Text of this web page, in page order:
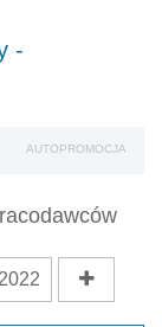
-
AUTOPROMOCJA